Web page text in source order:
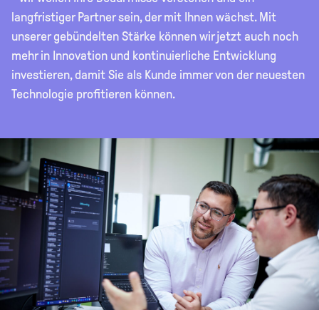
langfristiger Partner sein, der mit Ihnen wächst. Mit
unserer gebündelten Stärke können wir jetzt auch noch
mehr in Innovation und kontinuierliche Entwicklung
investieren, damit Sie als Kunde immer von der neuesten
Technologie profitieren können.